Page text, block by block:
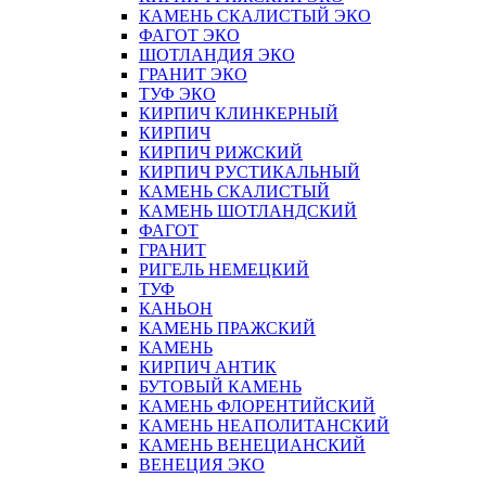
КАМЕНЬ СКАЛИСТЫЙ ЭКО
ФАГОТ ЭКО
ШОТЛАНДИЯ ЭКО
ГРАНИТ ЭКО
ТУФ ЭКО
КИРПИЧ КЛИНКЕРНЫЙ
КИРПИЧ
КИРПИЧ РИЖСКИЙ
КИРПИЧ РУСТИКАЛЬНЫЙ
КАМЕНЬ СКАЛИСТЫЙ
КАМЕНЬ ШОТЛАНДСКИЙ
ФАГОТ
ГРАНИТ
РИГЕЛЬ НЕМЕЦКИЙ
ТУФ
КАНЬОН
КАМЕНЬ ПРАЖСКИЙ
КАМЕНЬ
КИРПИЧ АНТИК
БУТОВЫЙ КАМЕНЬ
КАМЕНЬ ФЛОРЕНТИЙСКИЙ
КАМЕНЬ НЕАПОЛИТАНСКИЙ
КАМЕНЬ ВЕНЕЦИАНСКИЙ
ВЕНЕЦИЯ ЭКО